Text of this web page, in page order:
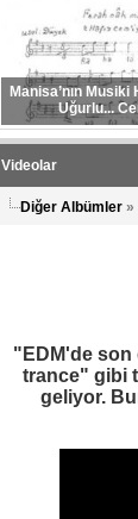
Manisa’nın
Uğurlu...
Videolar
Diğer Albümler»
"EDM'de son
trance" gibi
geliyor.